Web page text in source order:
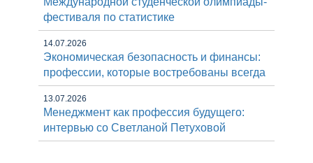
фестиваля по статистике
14.07.2026
Экономическая безопасность и финансы:
профессии, которые востребованы всегда
13.07.2026
Менеджмент как профессия будущего:
интервью со Светланой Петуховой